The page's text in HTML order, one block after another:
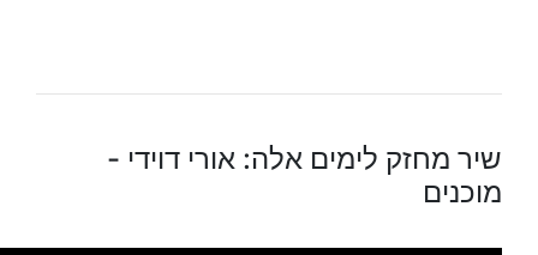
שיר מחזק לימים אלה: אורי דוידי -
מוכנים